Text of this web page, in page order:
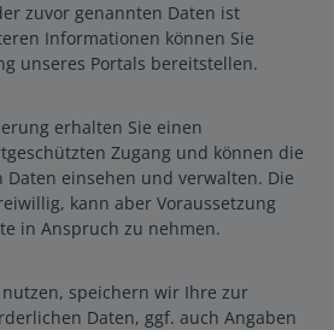
zuvor genannten Daten ist
Informationen können Sie
unseres Portals bereitstellen.
erhalten Sie einen
Zugang und können die
einsehen und verwalten. Die
kann aber Voraussetzung
in Anspruch zu nehmen.
speichern wir Ihre zur
Daten, ggf. auch Angaben